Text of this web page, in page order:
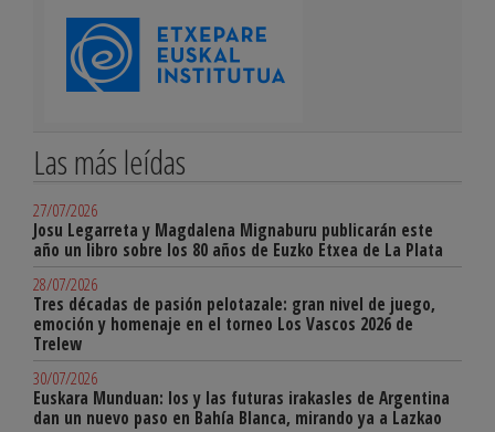
Las más leídas
27/07/2026
Josu Legarreta y Magdalena Mignaburu publicarán este
año un libro sobre los 80 años de Euzko Etxea de La Plata
28/07/2026
Tres décadas de pasión pelotazale: gran nivel de juego,
emoción y homenaje en el torneo Los Vascos 2026 de
Trelew
30/07/2026
Euskara Munduan: los y las futuras irakasles de Argentina
dan un nuevo paso en Bahía Blanca, mirando ya a Lazkao